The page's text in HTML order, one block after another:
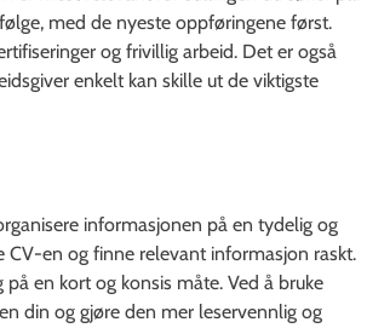
med de nyeste oppføringene først.
og frivillig arbeid. Det er også
enkelt kan skille ut de viktigste
informasjonen på en tydelig og
CV-en og finne relevant informasjon raskt.
en kort og konsis måte. Ved å bruke
din og gjøre den mer leservennlig og